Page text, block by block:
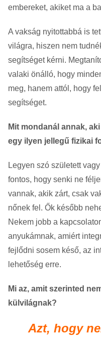
embereket, akiket ma a
A vakság nyitottabbá is
világra, hiszen nem
segítséget kérni.
valaki önálló, hogy
meg, hanem attól, hogy
segítséget.
Mit mondanál annak,
egy ilyen jellegű fizikai
Legyen szó született
fontos, hogy senki ne
vannak, akik zárt, csak
nőnek fel. Ők később
Nekem jobb a
anyukámnak, amiért
fejlődni sosem késő, az
lehetőség erre.
Mi az, amit szerinted
külvilágnak?
Azt, hogy